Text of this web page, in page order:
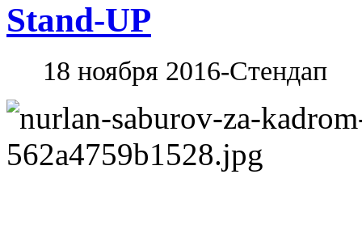
Stand-UP
18 ноября 2016-Стендап